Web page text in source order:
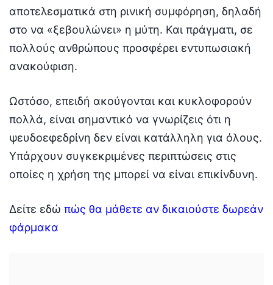
αποτελεσματικά στη ρινική συμφόρηση, δηλαδή
στο να «ξεβουλώνει» η μύτη. Και πράγματι, σε
πολλούς ανθρώπους προσφέρει εντυπωσιακή
ανακούφιση.
Ωστόσο, επειδή ακούγονται και κυκλοφορούν
πολλά, είναι σημαντικό να γνωρίζεις ότι η
ψευδοεφεδρίνη δεν είναι κατάλληλη για όλους.
Υπάρχουν συγκεκριμένες περιπτώσεις στις
οποίες η χρήση της μπορεί να είναι επικίνδυνη.
Δείτε εδώ πώς θα μάθετε αν δικαιούστε δωρεάν
φάρμακα